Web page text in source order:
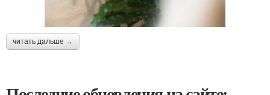
читать дальше →